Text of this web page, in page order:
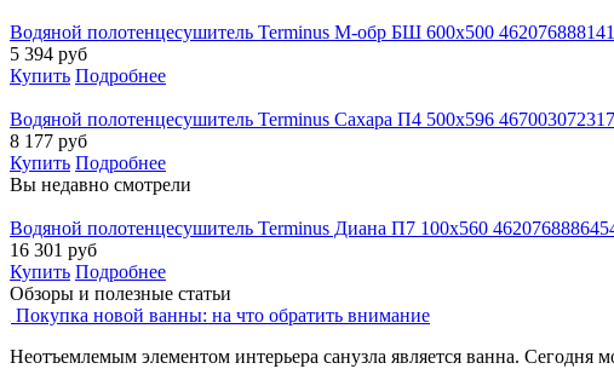
Водяной полотенцесушитель Terminus М-обр БШ 600х500
5 394 руб
Купить Подробнее
Водяной полотенцесушитель Terminus Сахара П4 500х596
8 177 руб
Купить Подробнее
Вы недавно смотрели
Водяной полотенцесушитель Terminus Диана П7 100х560
16 301 руб
Купить Подробнее
Обзоры и полезные статьи
Покупка новой ванны: на что обратить внимание
Неотъемлемым элементом интерьера санузла является ванна. Сегодня